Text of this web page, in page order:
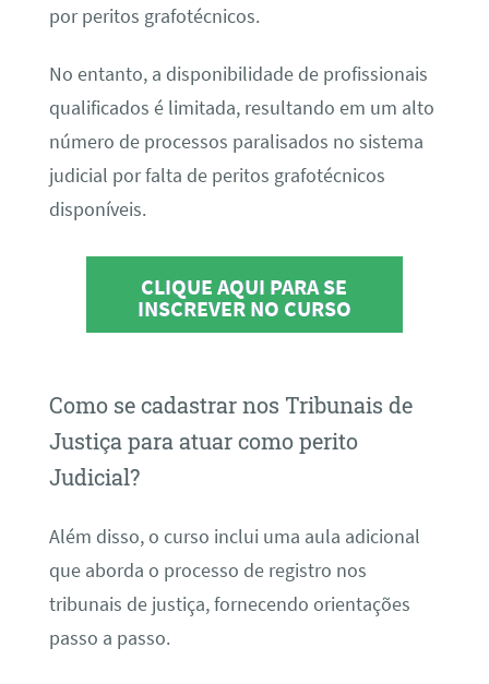
por peritos grafotécnicos.
No entanto, a disponibilidade de profissionais
qualificados é limitada, resultando em um alto
número de processos paralisados no sistema
judicial por falta de peritos grafotécnicos
disponíveis.
CLIQUE AQUI PARA SE
INSCREVER NO CURSO
Como se cadastrar nos Tribunais de
Justiça para atuar como perito
Judicial?
Além disso, o curso inclui uma aula adicional
que aborda o processo de registro nos
tribunais de justiça, fornecendo orientações
passo a passo.